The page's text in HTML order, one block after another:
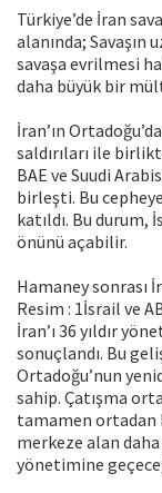
Türkiye’de İran
alanında; Savaşın
savaşa evrilmesi
daha büyük bir
İran’ın
saldırıları ile
BAE ve Suudi
birleşti. Bu
katıldı. Bu
önünü açabilir.
Hamaney sonrası
Resim : 1İsrail ve
İran’ı 36 yıldır
sonuçlandı. Bu
Ortadoğu’nun
sahip. Çatışma
tamamen ortadan
merkeze alan
yönetimine